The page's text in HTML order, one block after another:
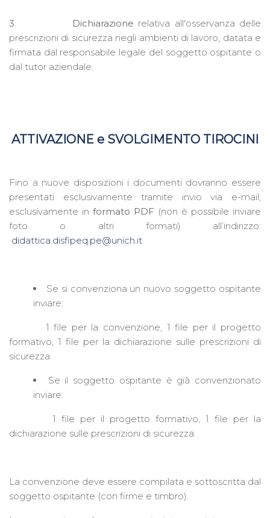
3 Dichiarazione relativa all'osservanza delle
prescrizioni di sicurezza negli ambienti di lavoro, datata e
firmata dal responsabile legale del soggetto ospitante o
dal tutor aziendale.
ATTIVAZIONE e SVOLGIMENTO TIROCINI
Fino a nuove disposizioni i documenti dovranno essere
presentati esclusivamente tramite invio via e-mail,
esclusivamente in formato PDF (non è possibile inviare
foto o altri formati) all’indirizzo:
didattica.disfipeq.pe@unich.it
Se si convenziona un nuovo soggetto ospitante
inviare:
1 file per la convenzione, 1 file per il progetto
formativo, 1 file per la dichiarazione sulle prescrizioni di
sicurezza
Se il soggetto ospitante è già convenzionato
inviare:
1 file per il progetto formativo, 1 file per la
dichiarazione sulle prescrizioni di sicurezza
La convenzione deve essere compilata e sottoscritta dal
soggetto ospitante (con firme e timbro).